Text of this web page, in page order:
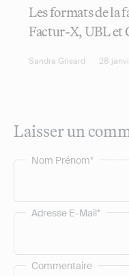
Les formats de la
Factur-X, UBL et
Sandra Grisard 28
Laisser un
Commentaire
Nom Prénom*
Adresse E-Mail*